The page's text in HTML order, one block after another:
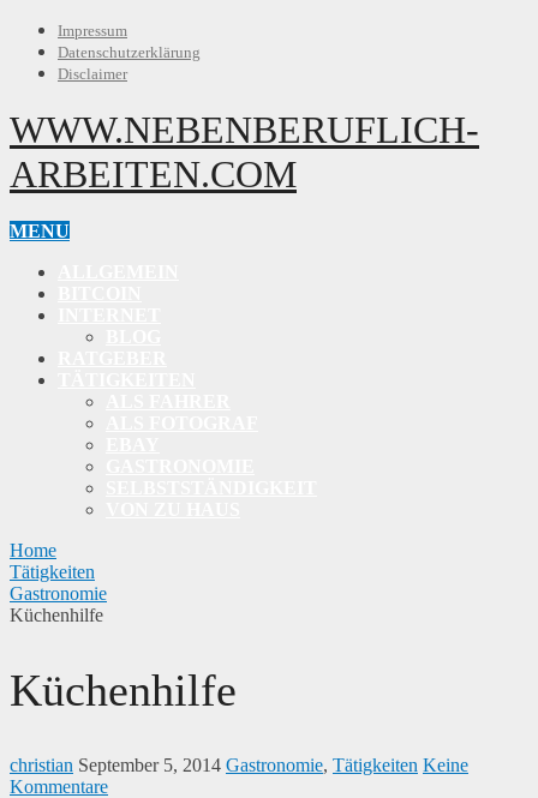
Impressum
Datenschutzerklärung
Disclaimer
WWW.NEBENBERUFLICH-
ARBEITEN.COM
MENU
Home
Tätigkeiten
Gastronomie
Küchenhilfe
Küchenhilfe
christian September 5, 2014 Gastronomie, Tätigkeiten Keine
Kommentare